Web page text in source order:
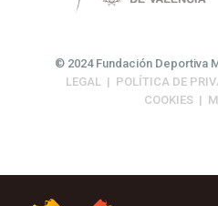
© 2024 Fundación Deportiva
LEGAL
| POLÍTICA DE
COOKIES |